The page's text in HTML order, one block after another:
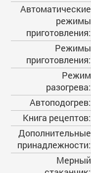
Автоматические
режимы
приготовления:
Режимы
приготовления:
Режим
разогрева:
Автоподогрев:
Книга рецептов:
Дополнительные
принадлежности:
Мерный